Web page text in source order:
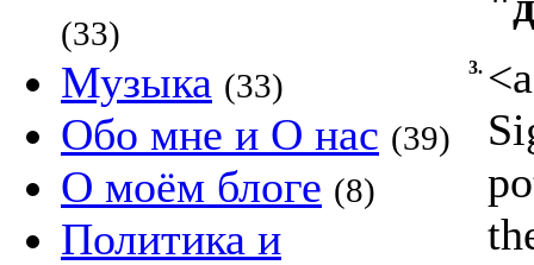
(33)
Музыка (33)
Обо мне и О нас (39)
О моём блоге (8)
Политика и
3.